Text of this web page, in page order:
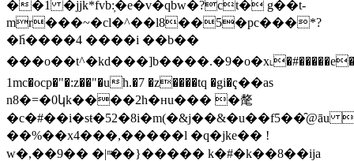
��1 �jjk*fvb:̦�e�v�qbw�?ct� g��t-
mr���~�cl�^��l8��5�pc���*?
�݇h����4 ����i ��b��
1mc�ocp�"�:z��"�uh.�7 �z����tq �gi�ҁ��as
n8�=�0կk����2h�ʜu��� �氂
�c�#��i�sŧ�52�8i�m(�&j��&�u��f5��̑@āu
��%��x4���,��� ��l �q�jke�� !
w�,��9�� �| ͫ��}����� k�#�k��8��ija